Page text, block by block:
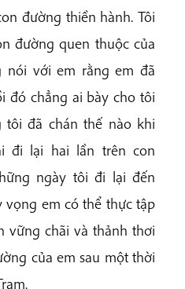
đường thiền hành. Tôi
đường quen thuộc của
nói với em rằng em đã
đó chẳng ai bày cho tôi
tôi đã chán thế nào khi
đi lại hai lần trên con
ngày tôi đi lại đến
vọng em có thể thực tập
vững chãi và thảnh thơi
của em sau một thời